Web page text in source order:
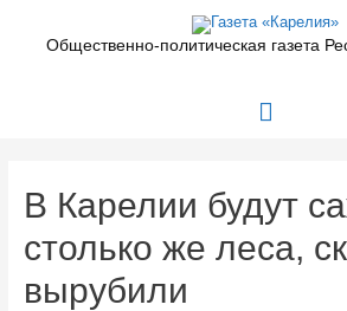
содержимомуОбщественно-политическая газета
Главное
В Карелии будут
столько же леса,
вырубили